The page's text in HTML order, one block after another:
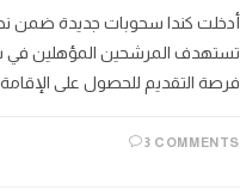
المرشحين المؤهلين في ست
التقديم للحصول على الإقامة
3